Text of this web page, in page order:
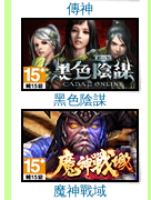
傳神
黑色陰謀
魔神戰域